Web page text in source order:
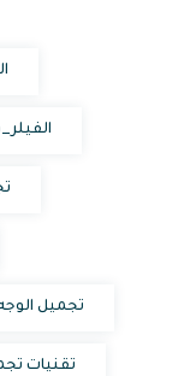
تجميل
تقنيات